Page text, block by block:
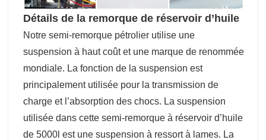
Détails de la remorque de réservoir d’huile
Notre semi-remorque pétrolier utilise une
suspension à haut coût et une marque de renommée
mondiale. La fonction de la suspension est
principalement utilisée pour la transmission de
charge et l’absorption des chocs. La suspension
utilisée dans cette semi-remorque à réservoir d’huile
de 5000l est une suspension à ressort à lames. La